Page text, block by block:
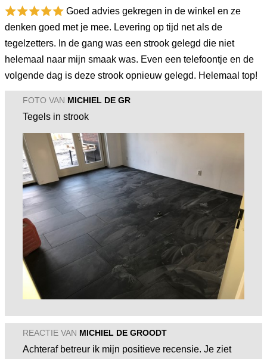
Goed advies gekregen in de winkel en ze
denken goed met je mee. Levering op tijd net als de
tegelzetters. In de gang was een strook gelegd die niet
helemaal naar mijn smaak was. Even een telefoontje en de
volgende dag is deze strook opnieuw gelegd. Helemaal top!
FOTO VAN MICHIEL DE GR
Tegels in strook
REACTIE VAN MICHIEL DE GROODT
Achteraf betreur ik mijn positieve recensie. Je ziet